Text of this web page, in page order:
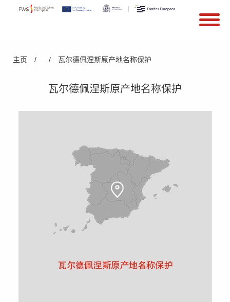
Search form
主页 / / 瓦尔德佩涅斯原产地名称保护
瓦尔德佩涅斯原产地名称保护